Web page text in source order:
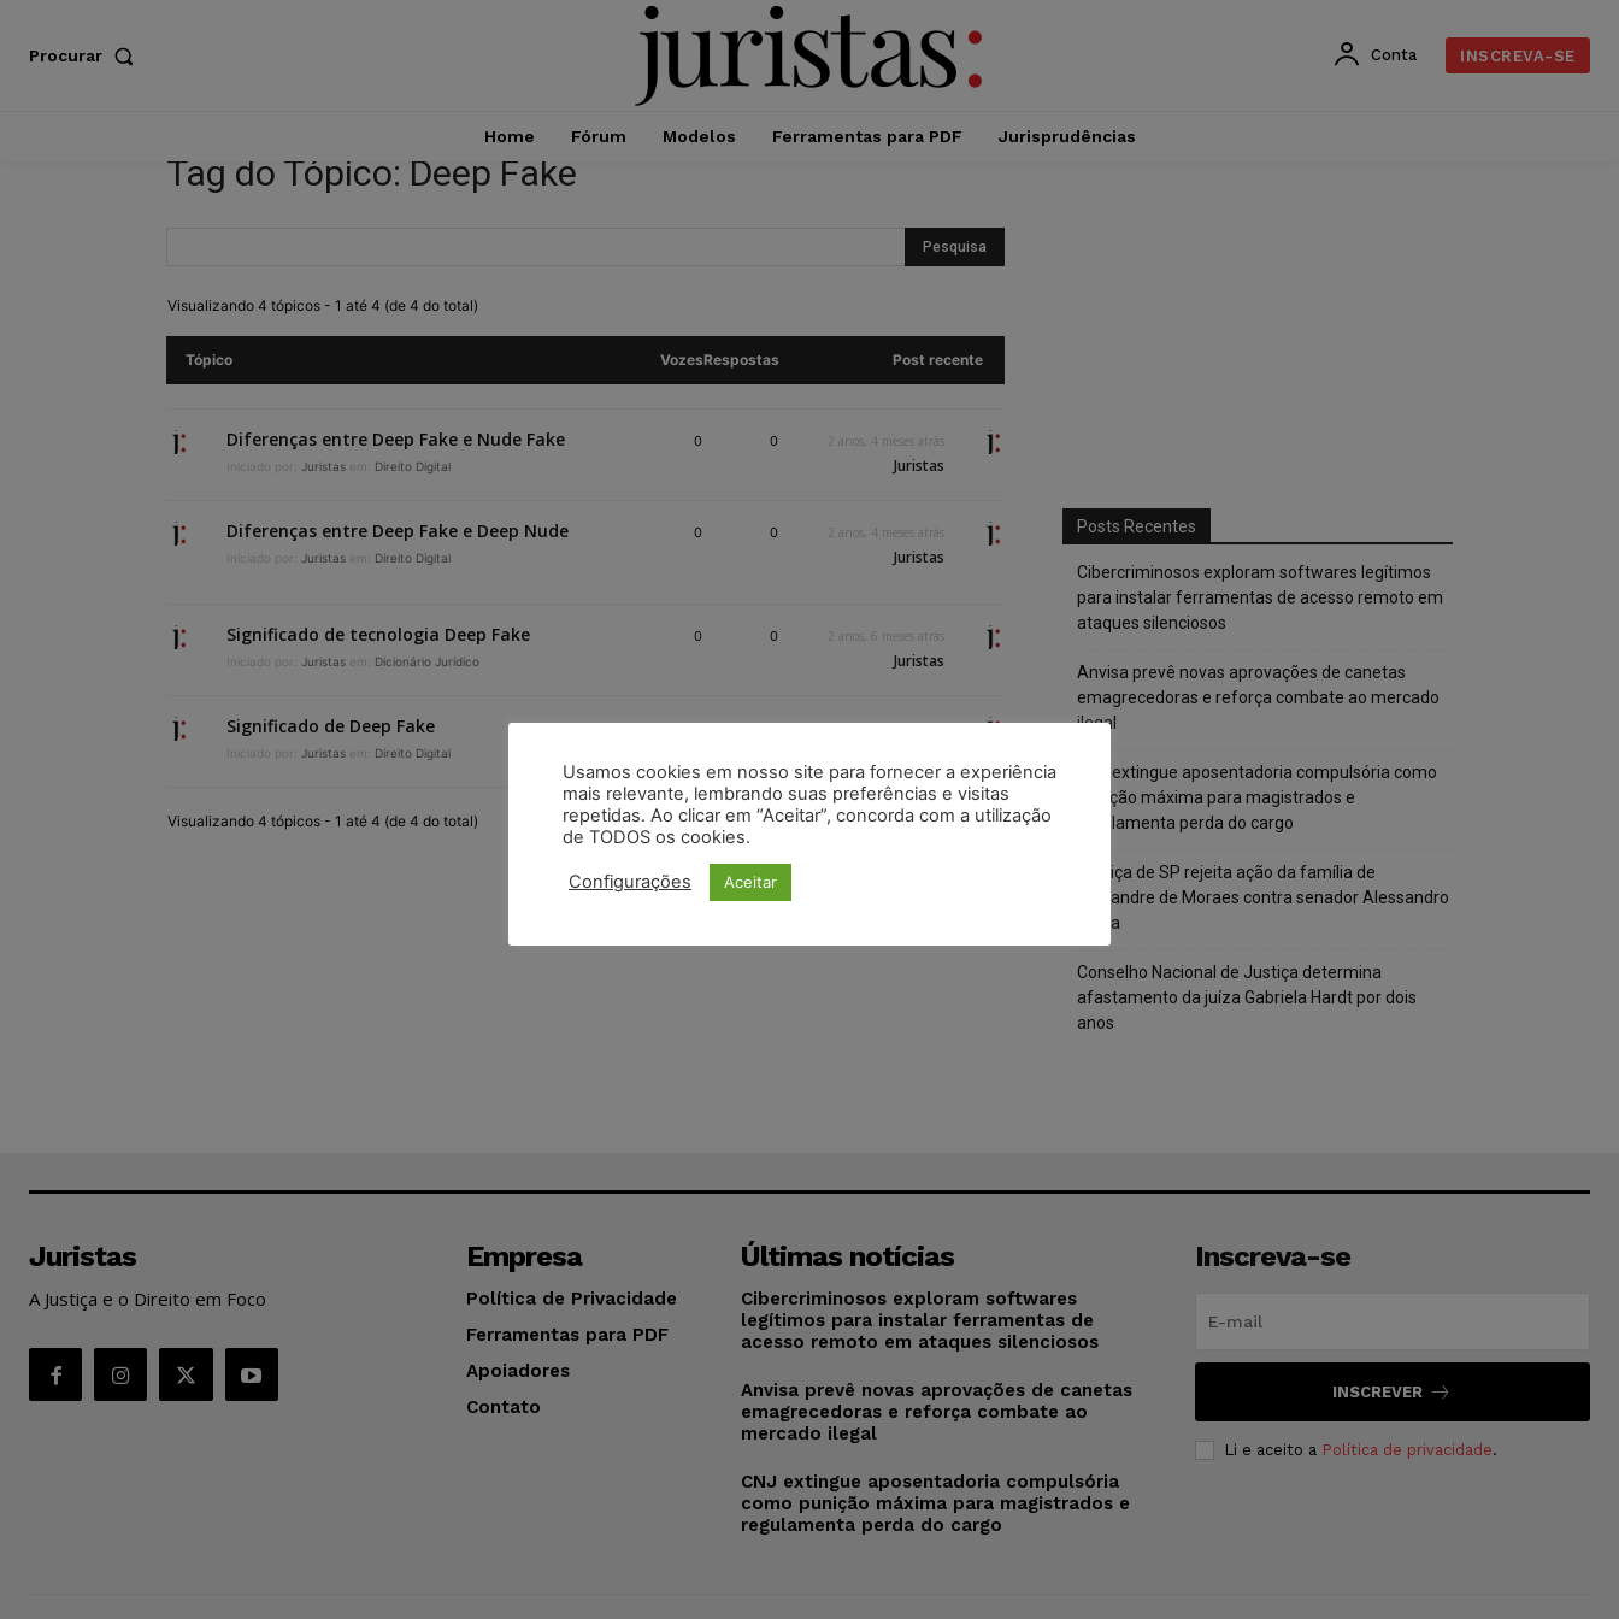
Procurar Conta INSCREVA-SE
Home Fórum Modelos Ferramentas para PDF Jurisprudências
Tag do Tópico: Deep Fake
Visualizando 4 tópicos - 1 até 4 (de 4 do total)
Tópico VozesRespostas Post recente
Diferenças entre Deep Fake e Nude Fake
Iniciado por: Juristas em: Direito Digital
0 0 2 anos, 4 meses atrás
Juristas
Diferenças entre Deep Fake e Deep Nude
Iniciado por: Juristas em: Direito Digital
0 0 2 anos, 4 meses atrás
Juristas
Significado de tecnologia Deep Fake
Iniciado por: Juristas em: Dicionário Jurídico
0 0 2 anos, 6 meses atrás
Juristas
Significado de Deep Fake
Iniciado por: Juristas em: Direito Digital
0 0 2 anos, 6 meses atrás
Visualizando 4 tópicos - 1 até 4 (de 4 do total)
Posts Recentes
Cibercriminosos exploram softwares legítimos
para instalar ferramentas de acesso remoto em
ataques silenciosos
Anvisa prevê novas aprovações de canetas
emagrecedoras e reforça combate ao mercado
ilegal
CNJ extingue aposentadoria compulsória como
punição máxima para magistrados e
regulamenta perda do cargo
Justiça de SP rejeita ação da família de
Alexandre de Moraes contra senador Alessandro
Vieira
Conselho Nacional de Justiça determina
afastamento da juíza Gabriela Hardt por dois
anos
Juristas
A Justiça e o Direito em Foco
Empresa
Política de Privacidade
Ferramentas para PDF
Apoiadores
Contato
Últimas notícias
Cibercriminosos exploram softwares
legítimos para instalar ferramentas de
acesso remoto em ataques silenciosos
Anvisa prevê novas aprovações de canetas
emagrecedoras e reforça combate ao
mercado ilegal
CNJ extingue aposentadoria compulsória
como punição máxima para magistrados e
regulamenta perda do cargo
Inscreva-se
INSCREVER
Li e aceito a Política de privacidade.
Usamos cookies em nosso site para fornecer a experiência
mais relevante, lembrando suas preferências e visitas
repetidas. Ao clicar em “Aceitar”, concorda com a utilização
de TODOS os cookies.
Configurações Aceitar